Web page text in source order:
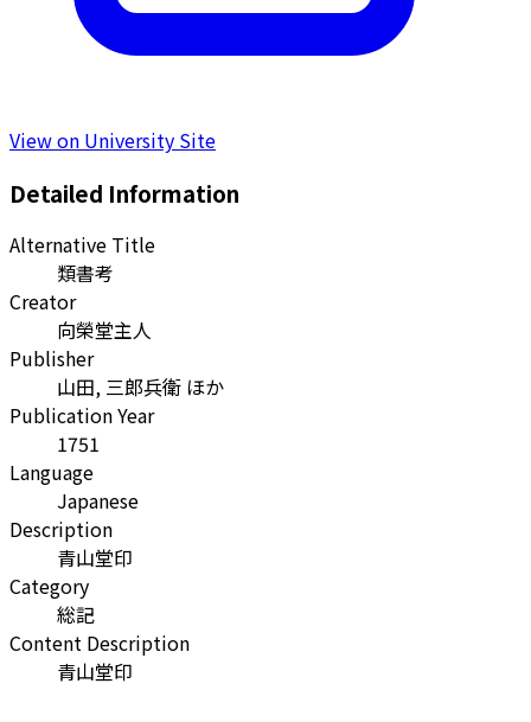
View on University Site
Detailed Information
Alternative Title
類書考
Creator
向榮堂主人
Publisher
山田, 三郎兵衛 ほか
Publication Year
1751
Language
Japanese
Description
青山堂印
Category
総記
Content Description
青山堂印